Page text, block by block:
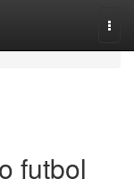
futbol